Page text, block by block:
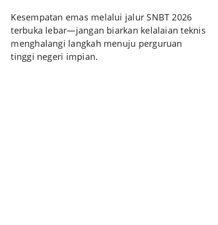
Kesempatan emas melalui jalur SNBT 2026
terbuka lebar—jangan biarkan kelalaian teknis
menghalangi langkah menuju perguruan
tinggi negeri impian.